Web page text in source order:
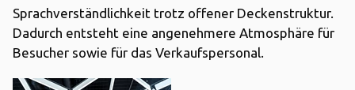
Sprachverständlichkeit trotz offener Deckenstruktur.
Dadurch entsteht eine angenehmere Atmosphäre für
Besucher sowie für das Verkaufspersonal.